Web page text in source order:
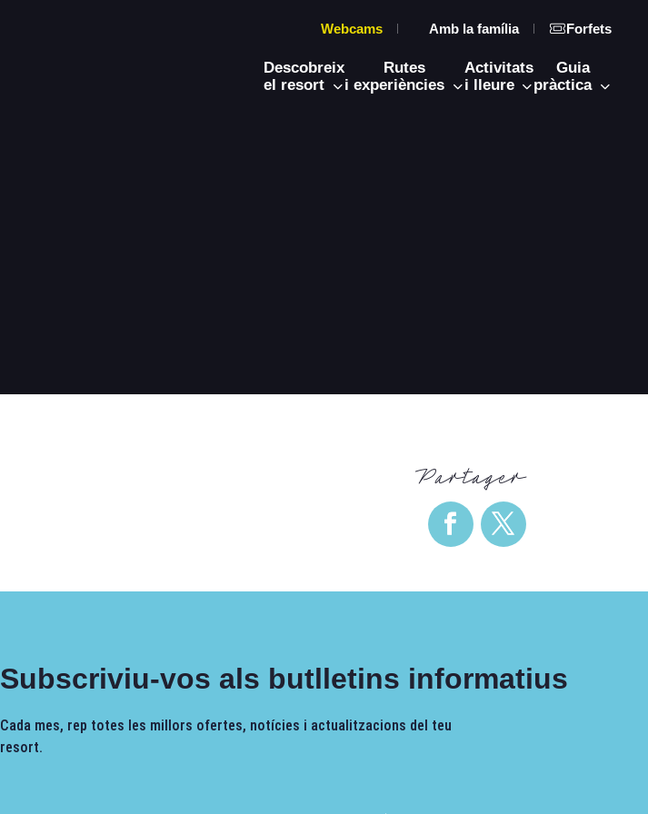
Webcams Amb la família Forfets
Descobreix
el resort
Rutes
i experiències
Activitats
i lleure
Guia
pràctica
Partager
Subscriviu-vos als butlletins informatius
Cada mes, rep totes les millors ofertes, notícies i actualitzacions del teu
resort.